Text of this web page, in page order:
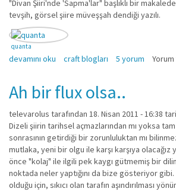
"Divan Şiiri'nde 'Sapma'lar" başlıklı bir
tevşih, görsel şiire müveşşah dendiği yazılı.
quanta
Elma mı, Taş mı? hakkında
devamını oku craft blogları 5 yorum
Ah bir flux olsa..
televarolus tarafından 18. Nisan 2011 - 16:38
Dizeli şiirin tarihsel açmazlarından mı yoksa
sonrasının getirdiği bir zorunluluktan mı
mutlaka, yeni bir olgu ile karşı karşıya olacağız
önce "kolaj" ile ilgili pek kaygı gütmemiş bir
noktada neler yaptığını da bize gösteriyor gibi.
olduğu için, sıkıcı olan tarafın aşındırılması